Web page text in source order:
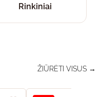
Rinkiniai
ŽIŪRĖTI VISUS →